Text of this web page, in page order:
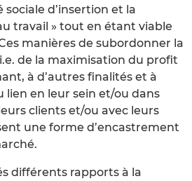
d’insertion et la
travail » tout en étant viable
manières de subordonner la
de la maximisation du profit
à d’autres finalités et à
lien en leur sein et/ou dans
clients et/ou avec leurs
une forme d’encastrement
différents rapports à la